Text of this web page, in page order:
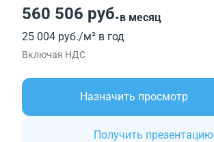
560 506 руб.в месяц
25 004 руб./м² в год
Включая НДС
Назначить просмотр
Получить презентацию